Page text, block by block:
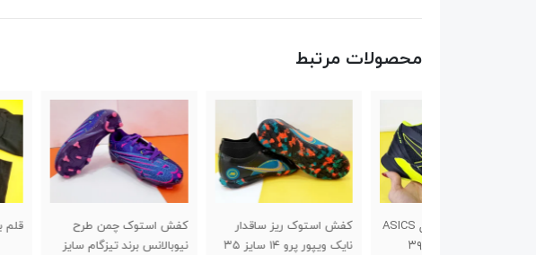
محصولات مرتبط
کفش استوک ریز ساقدار
نایک ویپور پرو ۱۴ سایز ۳۵
کفش استوک چمن طرح
نیوبالانس برند تیزگام سایز
قلم بند جورابی